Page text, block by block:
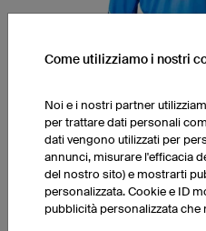
Maglia portiere DLG6
Tessuto K-TEX
Taglio sportivo, sfiancato
Come utilizziamo i nostri
Noi e i nostri partner
per trattare dati personali
dati vengono utilizzati per
annunci, misurare l'efficacia
del nostro sito) e mostrarti
personalizzata. Cookie e ID
pubblicità personalizzata che